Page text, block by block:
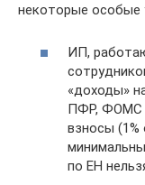
некоторые особые
ИП,
«доходы»
ПФР, ФОМС
взносы
по ЕН